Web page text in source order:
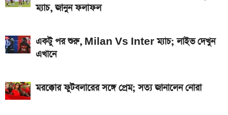
ম্যাচ, জানুন ফলাফল
একটু পর শুরু, Milan Vs Inter ম্যাচ; লাইভ দেখুন
এখানে
মরক্কোর ফুটবলারের সঙ্গে প্রেম; সত্য জানালেন নোরা